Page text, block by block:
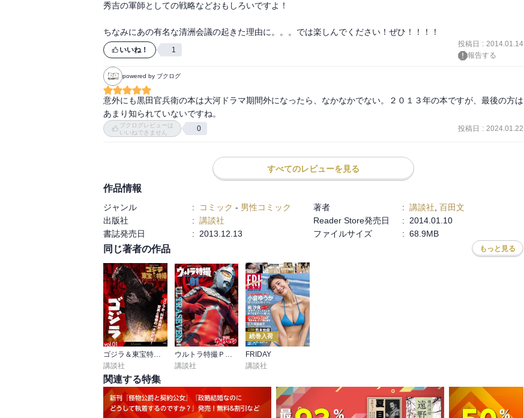
秀吉の軍師としての戦略などおもしろいですよ！
ちなみにあの有名な清洲会議の起きた理由に。。。では楽しんでください！ぜひ！！！！
いいね！ 1
投稿日 : 2014.01.14
報告する
powered by ブクログ
意外にも黒田官兵衛の本は大河ドラマ期間外になったら、なかなかでない。２０１３年の本ですが、最後の方は
あまり知られていないですね。
ブクログレビューは
いいねできません
0 投稿日 : 2024.01.22
すべてのレビューを見る
作品情報
ジャンル : コミック - 男性コミック 著者 : 講談社 百田文
出版社
: 講談社 Reader Store発売日 :
2014.01.10
書誌発売日
: 2013.12.13 ファイルサイズ : 68.9MB
同じ著者の作品 もっと見る
ゴジラ＆東宝特撮 ＯＦＦＩＣＩＡＬ ＭＯＯＫ
講談社
ウルトラ特撮ＰＥＲＦＥＣＴ ＭＯＯＫ
講談社
続巻入荷
FRIDAY
講談社
関連する特集